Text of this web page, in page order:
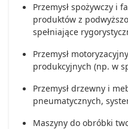
Przemysł spożywczy i
produktów z
spełniające
Przemysł
produkcyjnych (np. w
Przemysł drzewny i
pneumatycznych,
Maszyny do obróbki